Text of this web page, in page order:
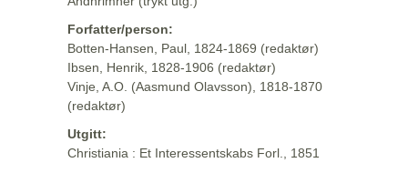
Forfatter/person:
Botten-Hansen, Paul, 1824-1869 (redaktør)
Ibsen, Henrik, 1828-1906 (redaktør)
Vinje, A.O. (Aasmund Olavsson), 1818-1870
(redaktør)
Utgitt:
Christiania : Et Interessentskabs Forl., 1851